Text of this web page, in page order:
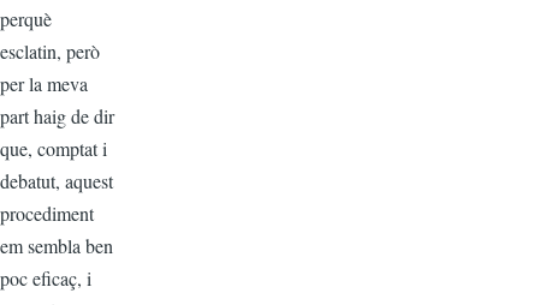
perquè
esclatin, però
per la meva
part haig de dir
que, comptat i
debatut, aquest
procediment
em sembla ben
poc eficaç, i